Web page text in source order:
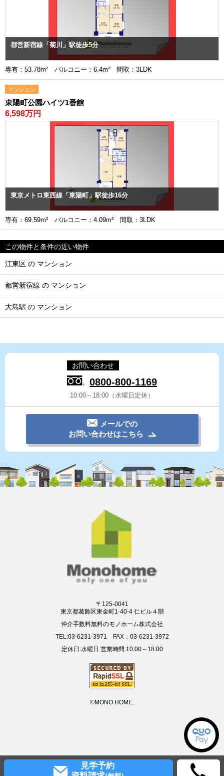
都営新宿線「菊川」駅徒歩5分
専有：53.78m² バルコニー：6.4m² 間取：3LDK
マンション
東陽町公園ハイツ1番館
6,598万円
東京メトロ東西線「東陽町」駅徒歩16分
専有：69.59m² バルコニー：4.09m² 間取：3LDK
この物件と条件の近い物件
江東区 の マンション
都営新宿線 の マンション
大島駅 の マンション
お問い合わせ
0800-800-1169
10:00～18:00（水曜日定休）
メールでの
お問い合わせはこちら
〒125-0041
東京都葛飾区東金町1-40-4 仁ビル４階
仲介手数料無料のモノホーム株式会社
TEL:03-6231-3971 FAX：03-6231-3972
定休日:水曜日 営業時間:10:00～18:00
©MONO HOME.
見学予約